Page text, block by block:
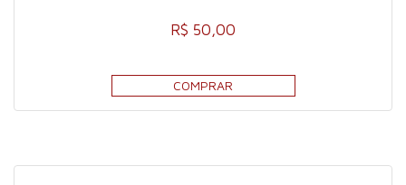
R$ 50,00
COMPRAR